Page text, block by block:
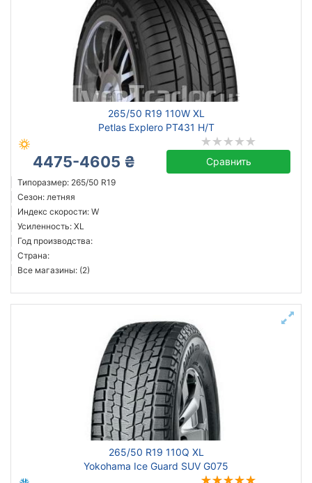
265/50 R19 110W XL
Petlas Explero PT431 H/T
4475-4605 ₴ Сравнить
Типоразмер: 265/50 R19
Сезон: летняя
Индекс скорости: W
Усиленность: XL
Год производства:
Страна:
Все магазины: (2)
265/50 R19 110Q XL
Yokohama Ice Guard SUV G075